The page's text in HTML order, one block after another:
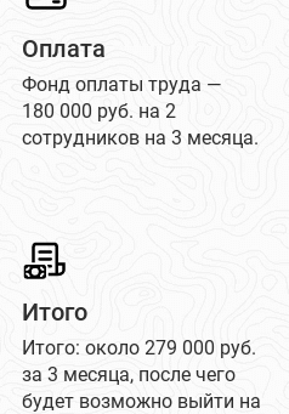
Оплата
Фонд оплаты труда —
180 000 руб. на 2
сотрудников на 3 месяца.
Итого
Итого: около 279 000 руб.
за 3 месяца, после чего
будет возможно выйти на